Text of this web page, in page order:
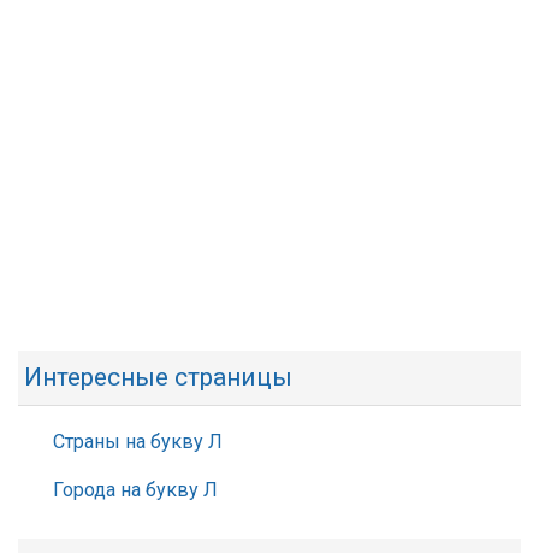
Интересные страницы
Страны на букву Л
Города на букву Л